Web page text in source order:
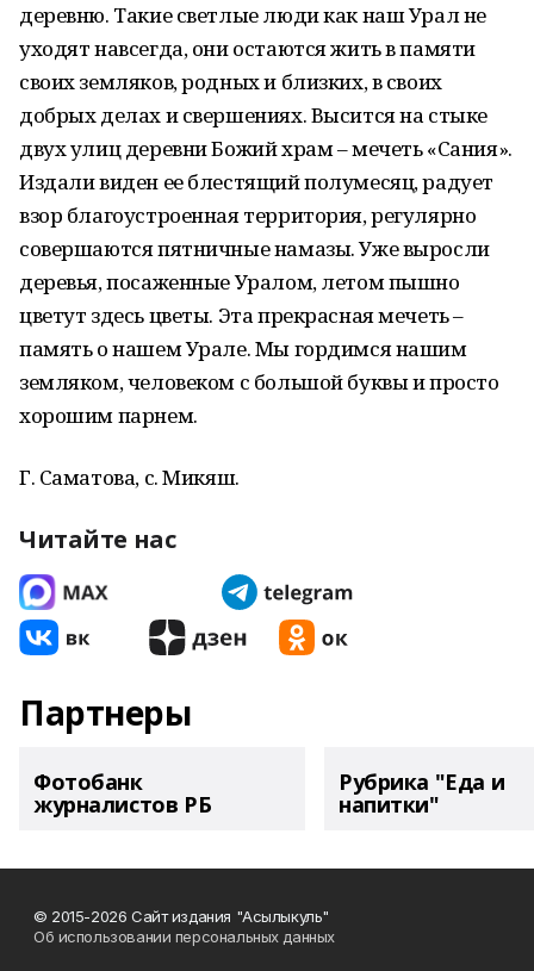
деревню. Такие светлые люди как наш Урал не
уходят навсегда, они остаются жить в памяти
своих земляков, родных и близких, в своих
добрых делах и свершениях. Высится на стыке
двух улиц деревни Божий храм – мечеть «Сания».
Издали виден ее блестящий полумесяц, радует
взор благоустроенная территория, регулярно
совершаются пятничные намазы. Уже выросли
деревья, посаженные Уралом, летом пышно
цветут здесь цветы. Эта прекрасная мечеть –
память о нашем Урале. Мы гордимся нашим
земляком, человеком с большой буквы и просто
хорошим парнем.
Г. Саматова, с. Микяш.
Читайте нас
Партнеры
Фотобанк
журналистов РБ
Рубрика "Еда и
напитки"
© 2015-2026 Сайт издания "Асылыкуль"
Об использовании персональных данных